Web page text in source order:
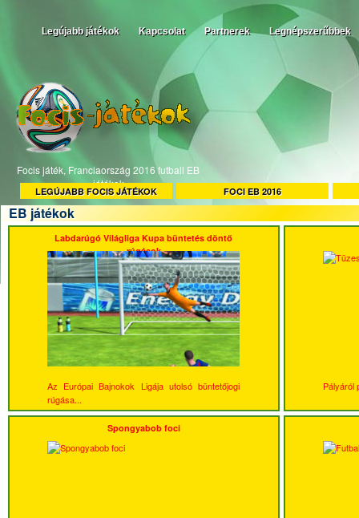
Legújabb játékok Kapcsolat Partnerek Legnépszerűbbek
Focis játék, Franciaország 2016 futball EB
játékok
LEGÚJABB FOCIS JÁTÉKOK FOCI EB 2016
EB játékok
Labdarúgó Világliga Kupa büntetés döntő
rúgások
Az Európai Bajnokok Ligája utolsó büntetőjogi
rúgása...
Pályáról
Spongyabob foci